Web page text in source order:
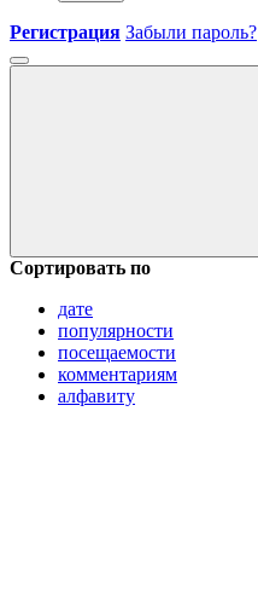
Регистрация Забыли пароль?
Сортировать по
дате
популярности
посещаемости
комментариям
алфавиту